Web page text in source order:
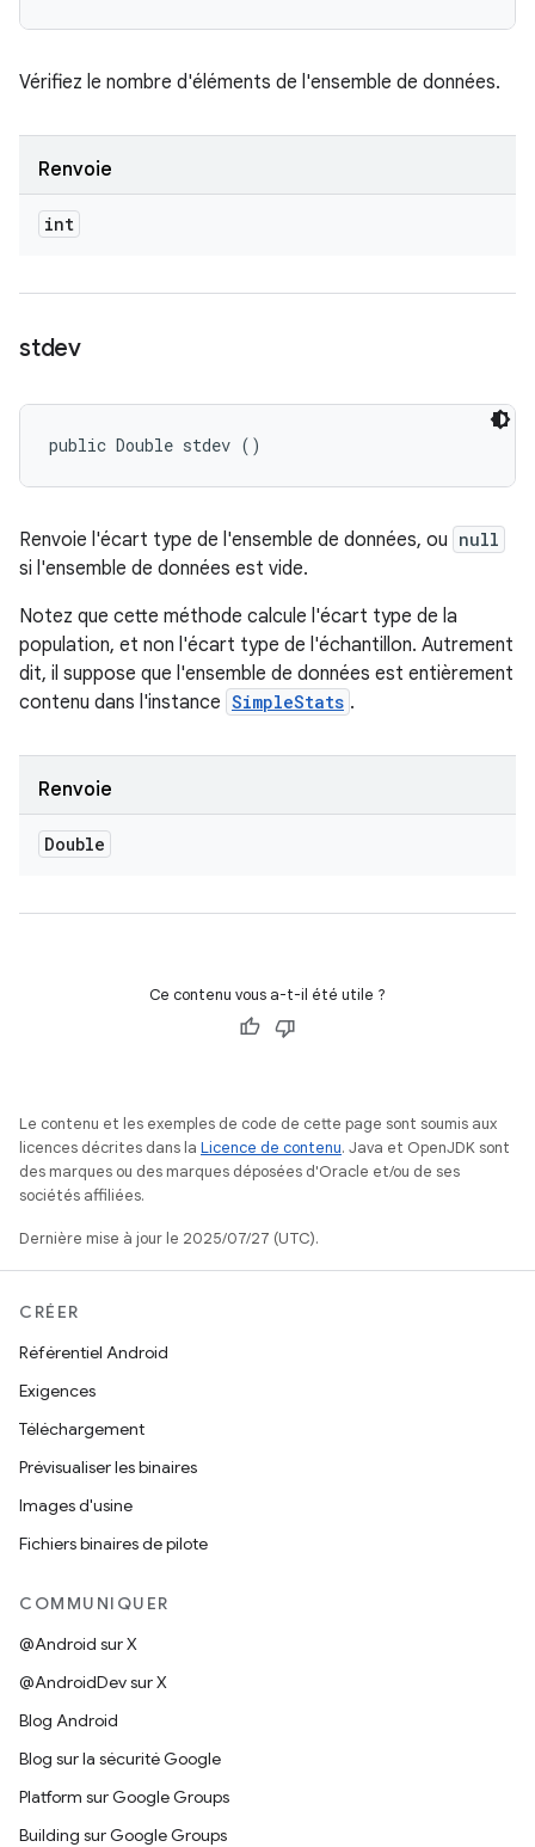
Vérifiez le nombre d'éléments de l'ensemble de données.
Renvoie
int
stdev
public Double stdev ()
Renvoie l'écart type de l'ensemble de données, ou null
si l'ensemble de données est vide.
Notez que cette méthode calcule l'écart type de la
population, et non l'écart type de l'échantillon. Autrement
dit, il suppose que l'ensemble de données est entièrement
contenu dans l'instance SimpleStats .
Renvoie
Double
Ce contenu vous a-t-il été utile ?
Le contenu et les exemples de code de cette page sont soumis aux
licences décrites dans la Licence de contenu. Java et OpenJDK sont
des marques ou des marques déposées d'Oracle et/ou de ses
sociétés affiliées.
Dernière mise à jour le 2025/07/27 (UTC).
CRÉER
Référentiel Android
Exigences
Téléchargement
Prévisualiser les binaires
Images d'usine
Fichiers binaires de pilote
COMMUNIQUER
@Android sur X
@AndroidDev sur X
Blog Android
Blog sur la sécurité Google
Platform sur Google Groups
Building sur Google Groups